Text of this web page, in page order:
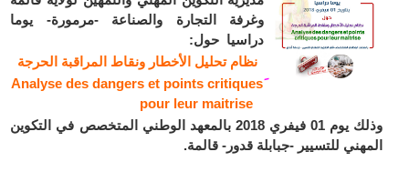
وغرفة التجارة والصناعة -مرمورة- يوما
دراسيا حول:
نظام تحليل الأخطار ونقاط المراقبة الحرجة
Analyse des dangers et points critiques
pour leur maitrise
وذلك يوم 01 فيفري 2018 بالمعهد الوطني المتخصص في التكوين
المهني للتسيير -جبابلة قدور- قالمة.